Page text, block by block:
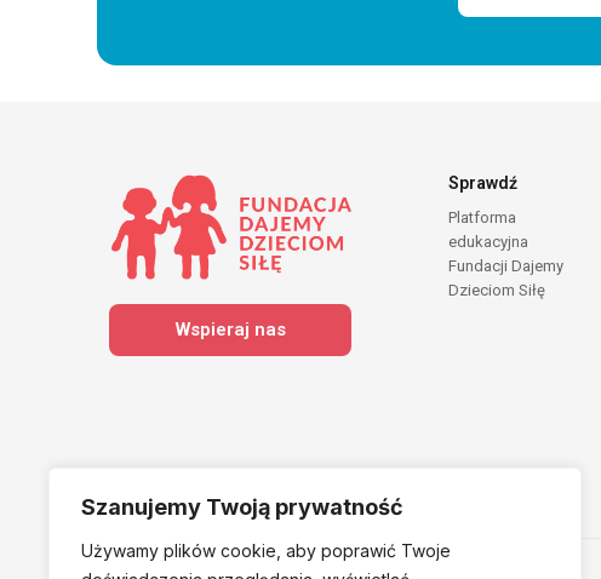
Szanujemy Twoją prywatność
Używamy plików cookie, aby poprawić Twoje
Wspieraj nas
Sprawdź
Platforma
edukacyjna
Fundacji Dajemy
Dzieciom Siłę
Należymy do